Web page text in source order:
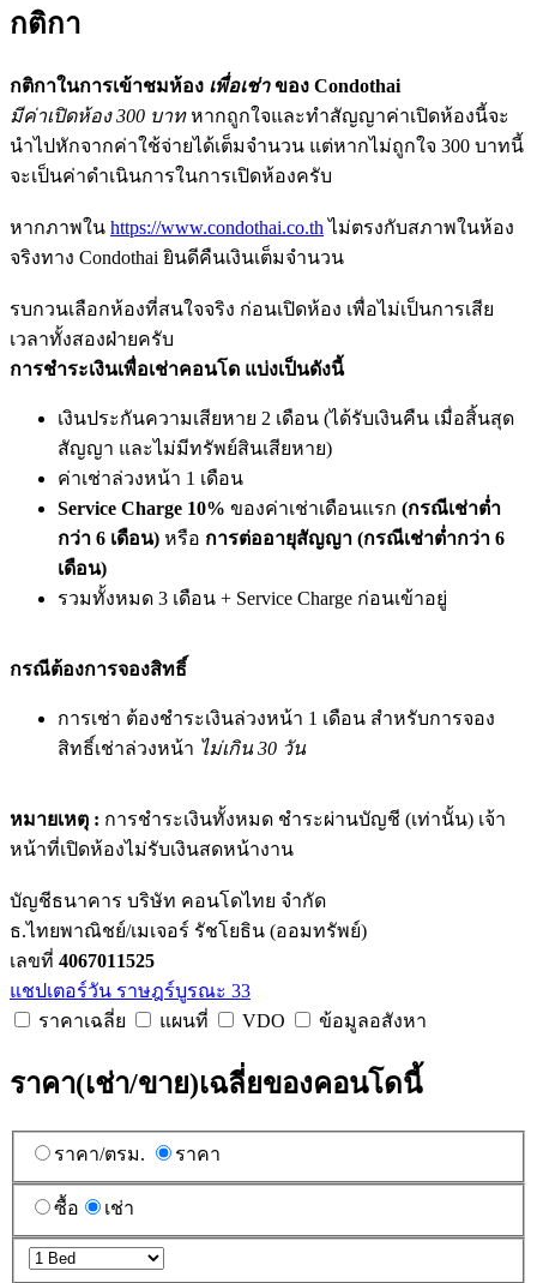
กติกา
กติกาในการเข้าชมห้อง เพื่อเช่าของ Condothai
มีค่าเปิดห้อง 300 บาทหากถูกใจและทำสัญญาค่าเปิดห้องนี้จะ
นำไปหักจากค่าใช้จ่ายได้เต็มจำนวน แต่หากไม่ถูกใจ 300 บาทนี้
จะเป็นค่าดำเนินการในการเปิดห้องครับ
หากภาพใน https://www.condothai.co.th ไม่ตรงกับสภาพในห้อง
จริงทาง Condothai ยินดีคืนเงินเต็มจำนวน
รบกวนเลือกห้องที่สนใจจริง ก่อนเปิดห้อง เพื่อไม่เป็นการเสีย
เวลาทั้งสองฝ่ายครับ
การชำระเงินเพื่อเช่าคอนโด แบ่งเป็นดังนี้
เงินประกันความเสียหาย 2 เดือน (ได้รับเงินคืน เมื่อสิ้นสุด
สัญญา และไม่มีทรัพย์สินเสียหาย)
ค่าเช่าล่วงหน้า 1 เดือน
Service Charge 10% ของค่าเช่าเดือนแรก (กรณีเช่าต่ำ
กว่า 6 เดือน) หรือ การต่ออายุสัญญา (กรณีเช่าต่ำกว่า 6
เดือน)
รวมทั้งหมด 3 เดือน + Service Charge ก่อนเข้าอยู่
กรณีต้องการจองสิทธิ์
การเช่า ต้องชำระเงินล่วงหน้า 1 เดือน สำหรับการจอง
สิทธิ์เช่าล่วงหน้า ไม่เกิน 30 วัน
หมายเหตุ : การชำระเงินทั้งหมด ชำระผ่านบัญชี (เท่านั้น) เจ้า
หน้าที่เปิดห้องไม่รับเงินสดหน้างาน
บัญชีธนาคาร บริษัท คอนโดไทย จำกัด
ธ.ไทยพาณิชย์/เมเจอร์ รัชโยธิน (ออมทรัพย์)
เลขที่ 4067011525
แชปเตอร์วัน ราษฎร์บูรณะ 33
ราคาเฉลี่ย
แผนที่ VDO ข้อมูลอสังหา
ราคา(เช่า/ขาย)เฉลี่ยของคอนโดนี้
ราคา/ตรม. ราคา
ซื้อ เช่า